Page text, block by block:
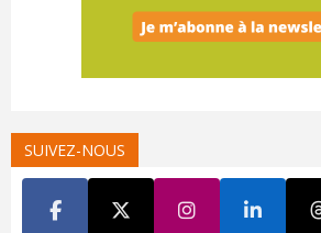
SUIVEZ-NOUS